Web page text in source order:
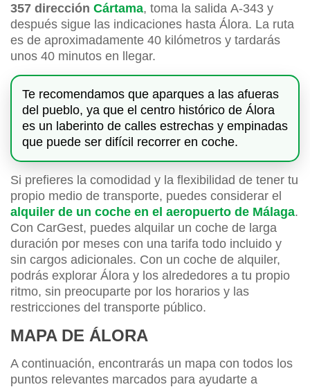
357 dirección Cártama, toma la salida A-343 y
después sigue las indicaciones hasta Álora. La ruta
es de aproximadamente 40 kilómetros y tardarás
unos 40 minutos en llegar.
Te recomendamos que aparques a las afueras
del pueblo, ya que el centro histórico de Álora
es un laberinto de calles estrechas y empinadas
que puede ser difícil recorrer en coche.
Si prefieres la comodidad y la flexibilidad de tener tu
propio medio de transporte, puedes considerar el
alquiler de un coche en el aeropuerto de Málaga.
Con CarGest, puedes alquilar un coche de larga
duración por meses con una tarifa todo incluido y
sin cargos adicionales. Con un coche de alquiler,
podrás explorar Álora y los alrededores a tu propio
ritmo, sin preocuparte por los horarios y las
restricciones del transporte público.
MAPA DE ÁLORA
A continuación, encontrarás un mapa con todos los
puntos relevantes marcados para ayudarte a